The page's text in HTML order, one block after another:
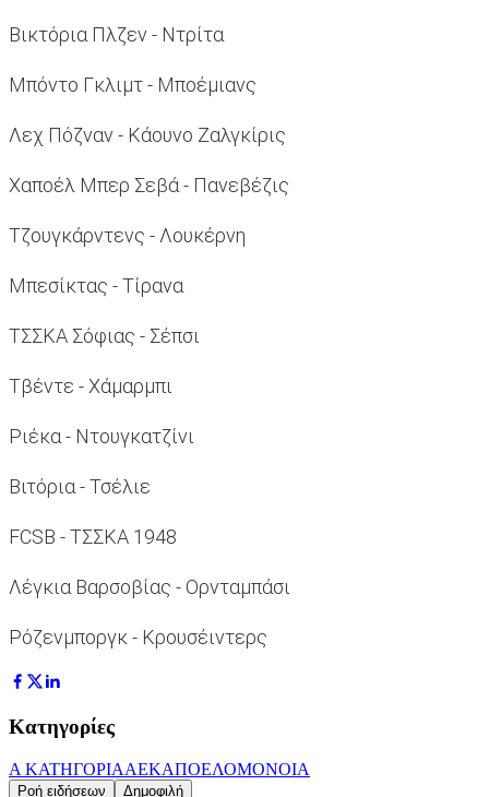
Βικτόρια Πλζεν - Ντρίτα
Μπόντο Γκλιμτ - Μποέμιανς
Λεχ Πόζναν - Κάουνο Ζαλγκίρις
Χαποέλ Μπερ Σεβά - Πανεβέζις
Τζουγκάρντενς - Λουκέρνη
Μπεσίκτας - Τίρανα
ΤΣΣΚΑ Σόφιας - Σέπσι
Τβέντε - Χάμαρμπι
Ριέκα - Ντουγκατζίνι
Βιτόρια - Τσέλιε
FCSB - ΤΣΣΚΑ 1948
Λέγκια Βαρσοβίας - Ορνταμπάσι
Ρόζενμποργκ - Κρουσέιντερς
Κατηγορίες
Α ΚΑΤΗΓΟΡΙΑΑΕΚΑΠΟΕΛΟΜΟΝΟΙΑ
Ροή ειδήσεων Δημοφιλή